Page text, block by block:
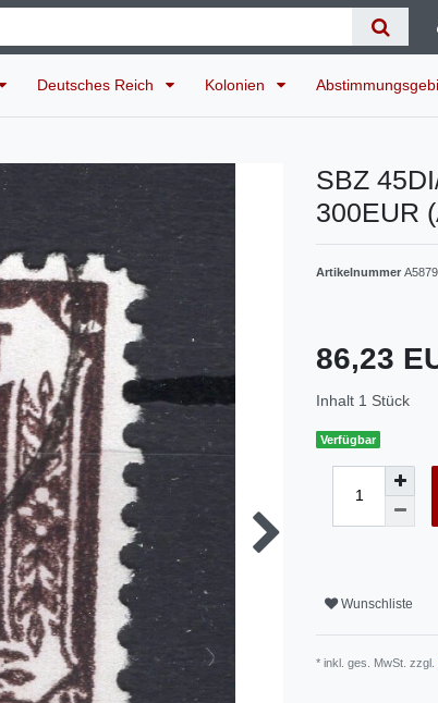
Deutsches Reich Kolonien
SBZ
300EUR
Artikelnummer A5879
86,23
Inhalt 1 Stück
Verfügbar
Wunschliste
* inkl. ges. MwSt. zzgl.